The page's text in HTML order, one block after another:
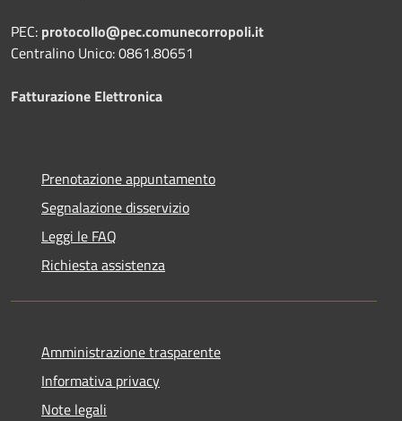
PEC: protocollo@pec.comunecorropoli.it
Centralino Unico: 0861.80651
Fatturazione Elettronica
Prenotazione appuntamento
Segnalazione disservizio
Leggi le FAQ
Richiesta assistenza
Amministrazione trasparente
Informativa privacy
Note legali